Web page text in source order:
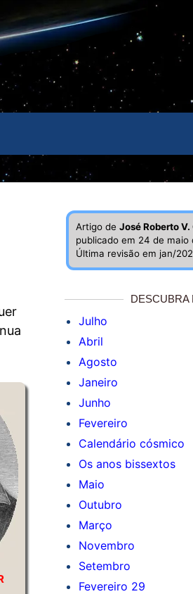
Artigo de José Roberto V.
publicado em 24 de maio
Última revisão em jan/
DESCUBRA
Julho
Abril
Agosto
Janeiro
Junho
Fevereiro
Calendário cósmico
Os anos bissextos
Maio
Outubro
Março
Novembro
Setembro
Fevereiro 29